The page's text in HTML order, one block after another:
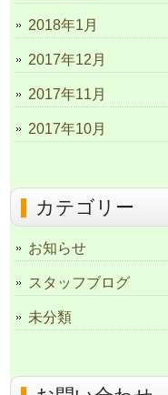
2018年1月
2017年12月
2017年11月
2017年10月
カテゴリー
お知らせ
スタッフブログ
未分類